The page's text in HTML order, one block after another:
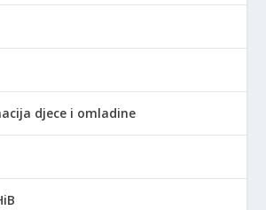
djece i omladine